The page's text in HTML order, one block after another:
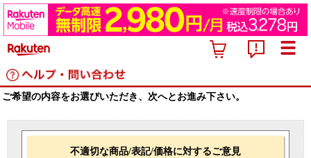
ご希望の内容をお選びいただき、次へとお進み下さい。
不適切な商品/表記/価格に対するご意見